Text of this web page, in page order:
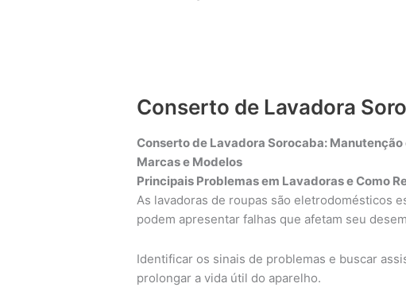
Conserto de Lavadora
Conserto de Lavadora Sorocaba:
Marcas e Modelos
Principais Problemas em Lavadoras e Como
As lavadoras de roupas são eletrodomésticos
podem apresentar falhas que afetam seu
Identificar os sinais de problemas e buscar
prolongar a vida útil do aparelho.